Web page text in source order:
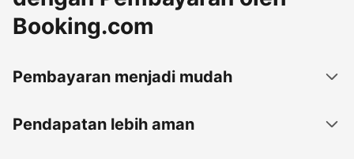
Booking.com
Pembayaran menjadi mudah
Pendapatan lebih aman